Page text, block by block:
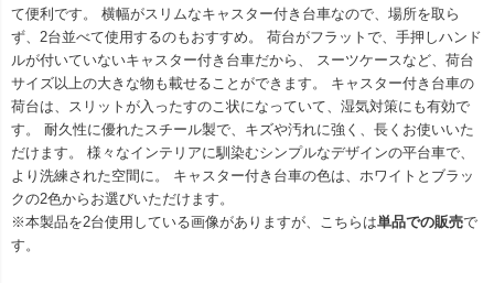
て便利です。 横幅がスリムなキャスター付き台車なので、場所を取ら
ず、2台並べて使用するのもおすすめ。 荷台がフラットで、手押しハンド
ルが付いていないキャスター付き台車だから、 スーツケースなど、荷台
サイズ以上の大きな物も載せることができます。 キャスター付き台車の
荷台は、スリットが入ったすのこ状になっていて、湿気対策にも有効で
す。 耐久性に優れたスチール製で、キズや汚れに強く、長くお使いいた
だけます。 様々なインテリアに馴染むシンプルなデザインの平台車で、
より洗練された空間に。 キャスター付き台車の色は、ホワイトとブラッ
クの2色からお選びいただけます。
※本製品を2台使用している画像がありますが、こちらは単品での販売で
す。